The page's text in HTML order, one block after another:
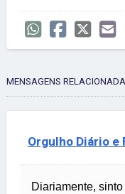
MENSAGENS
Orgulho Diário
Diariamente,